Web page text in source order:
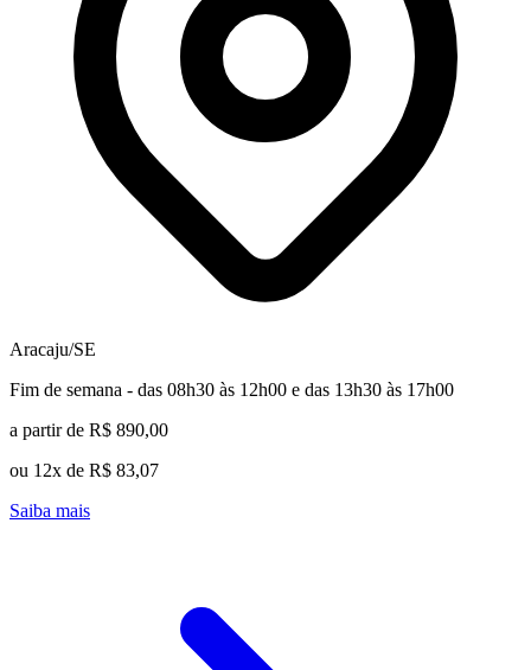
Aracaju/SE
Fim de semana - das 08h30 às 12h00 e das 13h30 às 17h00
a partir de R$ 890,00
ou 12x de R$ 83,07
Saiba mais